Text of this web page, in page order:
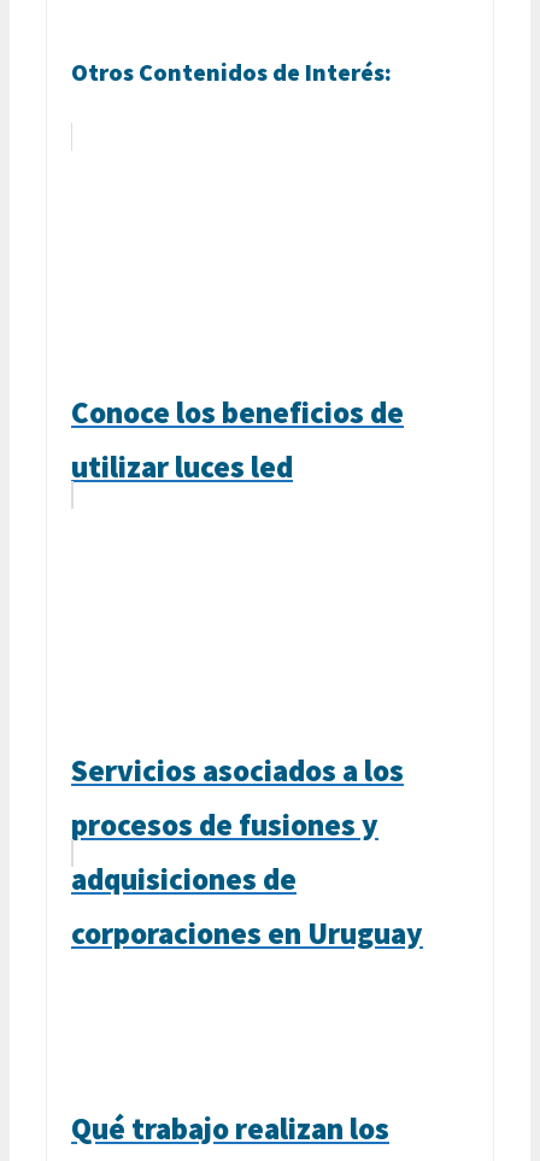
Otros Contenidos de Interés:
Conoce los beneficios de
utilizar luces led
Servicios asociados a los
procesos de fusiones y
adquisiciones de
corporaciones en Uruguay
Qué trabajo realizan los